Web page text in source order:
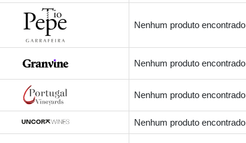
Nenhum produto encontrado
Nenhum produto encontrado
Nenhum produto encontrado
Nenhum produto encontrado